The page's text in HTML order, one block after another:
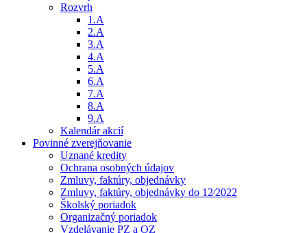
Rozvrh
1.A
2.A
3.A
4.A
5.A
6.A
7.A
8.A
9.A
Kalendár akcií
Povinné zverejňovanie
Uznané kredity
Ochrana osobných údajov
Zmluvy, faktúry, objednávky
Zmluvy, faktúry, objednávky do 12⁄2022
Školský poriadok
Organizačný poriadok
Vzdelávanie PZ a OZ